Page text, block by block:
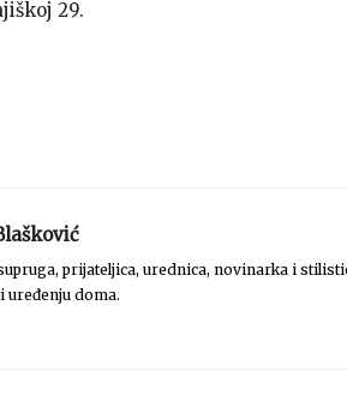
29.
prijateljica, urednica, novinarka i
uređenju doma.